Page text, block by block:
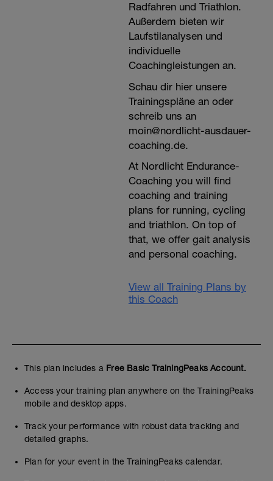
Radfahren und Triathlon.
Außerdem bieten wir
Laufstilanalysen und
individuelle
Coachingleistungen an.
Schau dir hier unsere
Trainingspläne an oder
schreib uns an
moin@nordlicht-ausdauer-
coaching.de.
At Nordlicht Endurance-
Coaching you will find
coaching and training
plans for running, cycling
and triathlon. On top of
that, we offer gait analysis
and personal coaching.
View all Training Plans by
this Coach
This plan includes a Free Basic TrainingPeaks Account.
Access your training plan anywhere on the TrainingPeaks
mobile and desktop apps.
Track your performance with robust data tracking and
detailed graphs.
Plan for your event in the TrainingPeaks calendar.